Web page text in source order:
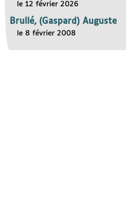
le 12 février 2026
Brullé, (Gaspard) Auguste
le 8 février 2008